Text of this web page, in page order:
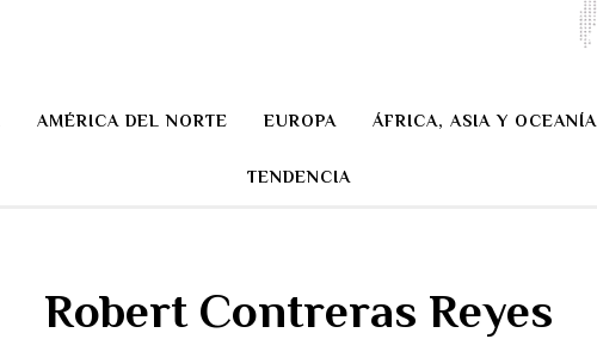
AMÉRICA DEL NORTE EUROPA ÁFRICA, ASIA Y OCEANÍA
TENDENCIA
Robert Contreras Reyes